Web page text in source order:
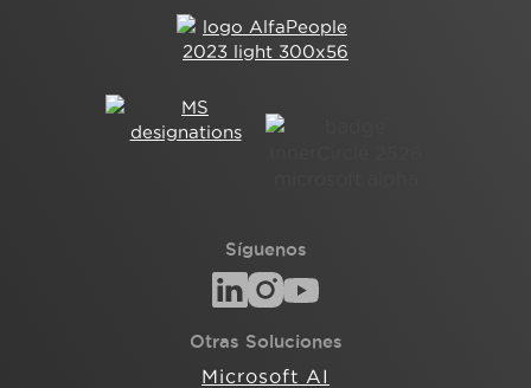
Síguenos
Otras Soluciones
Microsoft AI